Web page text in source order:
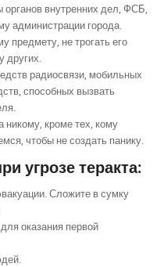
внутренних дел, ФСБ,
администрации города.
предмету, не трогать его
других.
радиосвязи, мобильных
способных вызвать
никому, кроме тех, кому
чтобы не создать панику.
угрозе теракта:
Сложите в сумку
оказания первой